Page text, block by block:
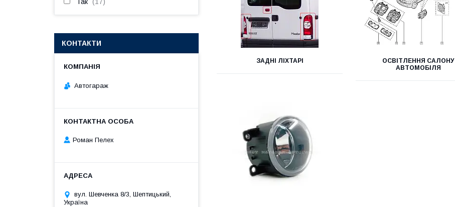
ЗАДНІ ЛІХТАРІ
ОСВІТЛЕННЯ САЛОНУ
АВТОМОБІЛЯ
КОНТАКТИ
Автогараж
Роман Пелех
вул. Шевченка 8/3, Шептицький,
Україна